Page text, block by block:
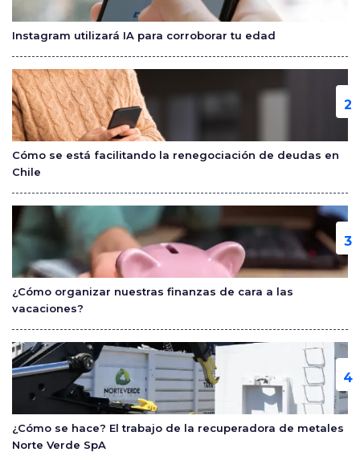
o
k
Instagram utilizará IA para corroborar tu edad
Cómo se está facilitando la renegociación de deudas en
Chile
¿Cómo organizar nuestras finanzas de cara a las
vacaciones?
¿Cómo se hace? El trabajo de la recuperadora de metales
Norte Verde SpA